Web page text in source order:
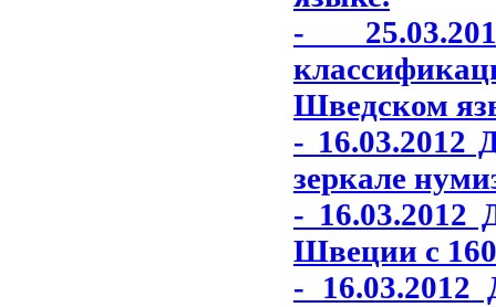
-
Шведском
- 16.03.2012
зеркале
- 16.03.2012
Швеции с
-